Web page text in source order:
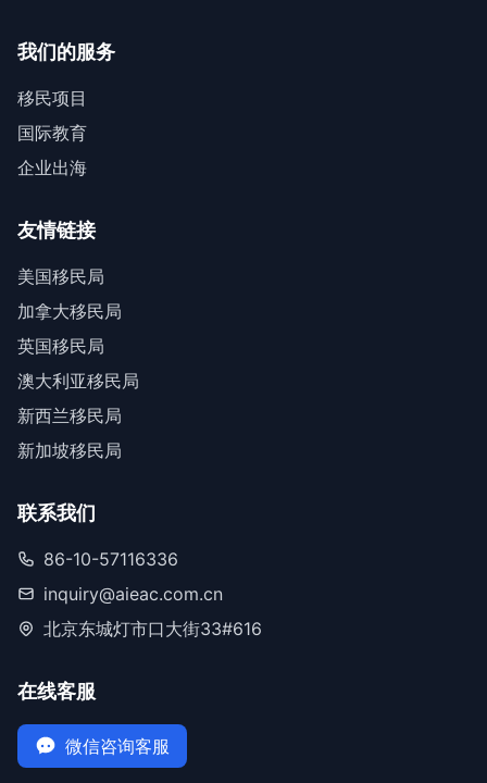
我们的服务
移民项目
国际教育
企业出海
友情链接
美国移民局
加拿大移民局
英国移民局
澳大利亚移民局
新西兰移民局
新加坡移民局
联系我们
86-10-57116336
inquiry@aieac.com.cn
北京东城灯市口大街33#616
在线客服
微信咨询客服